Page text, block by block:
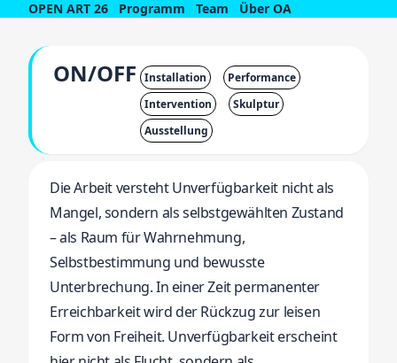
OPEN ART 26 Programm Team Über OA
ON/OFF Installation
Performance
Intervention
Skulptur
Ausstellung
Die Arbeit versteht Unverfügbarkeit nicht als
Mangel, sondern als selbstgewählten Zustand
– als Raum für Wahrnehmung,
Selbstbestimmung und bewusste
Unterbrechung. In einer Zeit permanenter
Erreichbarkeit wird der Rückzug zur leisen
Form von Freiheit. Unverfügbarkeit erscheint